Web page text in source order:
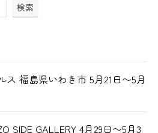
検索
ス 福島県いわき市 5月21日〜5月
SIDE GALLERY 4月29日〜5月3